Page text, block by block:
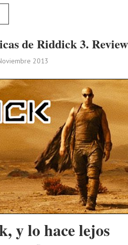
de Riddick 3. Review
2013
y lo hace lejos